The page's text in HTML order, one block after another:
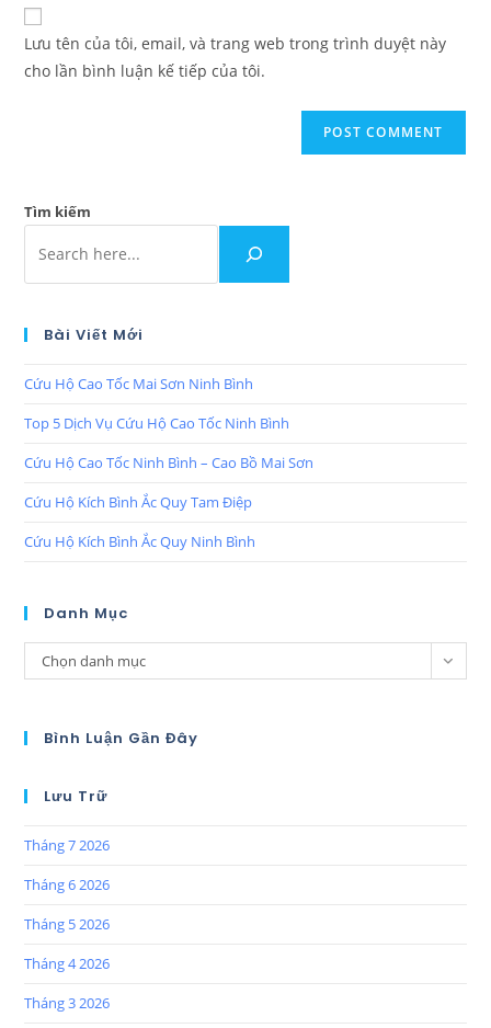
Lưu tên của tôi, email, và trang web trong trình duyệt này
cho lần bình luận kế tiếp của tôi.
Tìm kiếm
Bài Viết Mới
Cứu Hộ Cao Tốc Mai Sơn Ninh Bình
Top 5 Dịch Vụ Cứu Hộ Cao Tốc Ninh Bình
Cứu Hộ Cao Tốc Ninh Bình – Cao Bồ Mai Sơn
Cứu Hộ Kích Bình Ắc Quy Tam Điệp
Cứu Hộ Kích Bình Ắc Quy Ninh Bình
Danh Mục
Chọn danh mục
Bình Luận Gần Đây
Lưu Trữ
Tháng 7 2026
Tháng 6 2026
Tháng 5 2026
Tháng 4 2026
Tháng 3 2026